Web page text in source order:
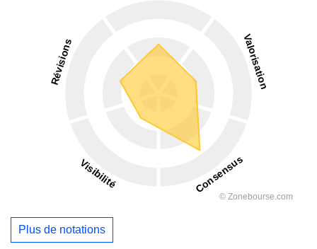
Plus de notations